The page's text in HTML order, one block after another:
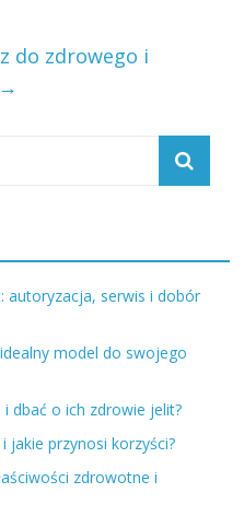
do zdrowego i
→
autoryzacja, serwis i dobór
model do swojego
i dbać o ich zdrowie jelit?
przynosi korzyści?
zdrowotne i